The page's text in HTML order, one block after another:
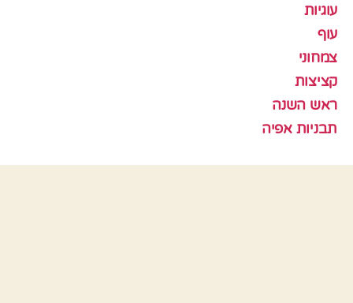
עוגיות
עוף
צמחוני
קציצות
ראש השנה
תבניות אפיה